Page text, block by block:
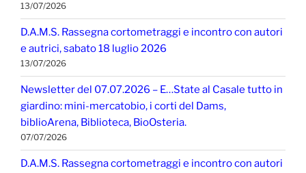
13/07/2026
D.A.M.S. Rassegna cortometraggi e incontro con autori
e autrici, sabato 18 luglio 2026
13/07/2026
Newsletter del 07.07.2026 – E…State al Casale tutto in
giardino: mini-mercatobio, i corti del Dams,
biblioArena, Biblioteca, BioOsteria.
07/07/2026
D.A.M.S. Rassegna cortometraggi e incontro con autori